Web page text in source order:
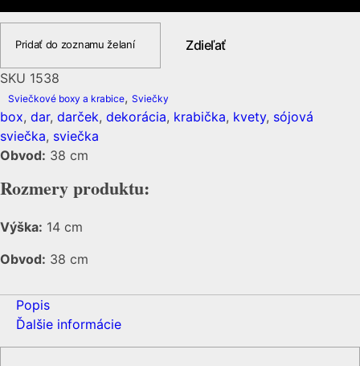
aranžmáne
Pridať do zoznamu želaní Zdieľať
SKU 1538
Sviečkové boxy a krabice, Sviečky
box, dar, darček, dekorácia, krabička, kvety, sójová
sviečka, sviečka
Obvod: 38 cm
Rozmery produktu:
Výška: 14 cm
Obvod: 38 cm
Popis
Ďalšie informácie